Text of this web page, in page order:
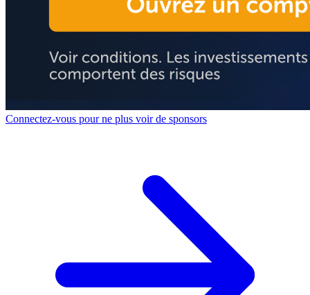
Connectez-vous pour ne plus voir de sponsors